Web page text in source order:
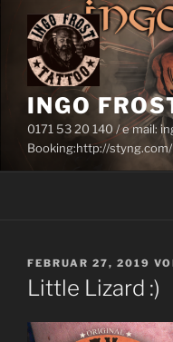
Inhalt
springen
INGO
0171 53 20 140 / e mail:
Booking:http://
VERÖFFENTLICHT
AM
FEBRUAR 27, 2019
Little Lizard :)